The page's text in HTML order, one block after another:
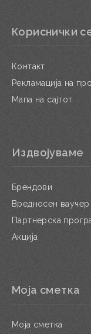
Кориснички
Контакт
Рекламација на
Мапа на сајтот
Издвојуваме
Брендови
Вредносен
Партнерска
Акција
Моја сметка
Моја сметка